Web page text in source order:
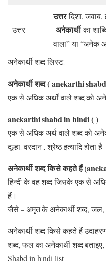
उत्तर
उत्तरदिशा, जवाब,
अनेकार्थीका
वाला” या “अनेक
अनेकार्थी शब्द लिस्ट,
अनेकार्थी शब्द ( anekarthi
एक से अधिक अर्थों वाले शब्द को
anekarthi shabd in hindi ( )
एक से अधिक अर्थ वाले शब्द को
दूल्हा, वरदान , श्रेष्ठ इत्यादि होता है
अनेकार्थी शब्द किसे कहते हैं
हिन्दी के वह शब्द जिसके एक से
हैं।
जैसे – अमृत के अनेकार्थी शब्द, जल,
अनेकार्थी शब्द किसे कहते हैं
शब्द, फल का अनेकार्थी शब्द
Shabd in hindi list